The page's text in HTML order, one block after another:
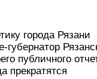
города Рязани
публичного
прекратятся